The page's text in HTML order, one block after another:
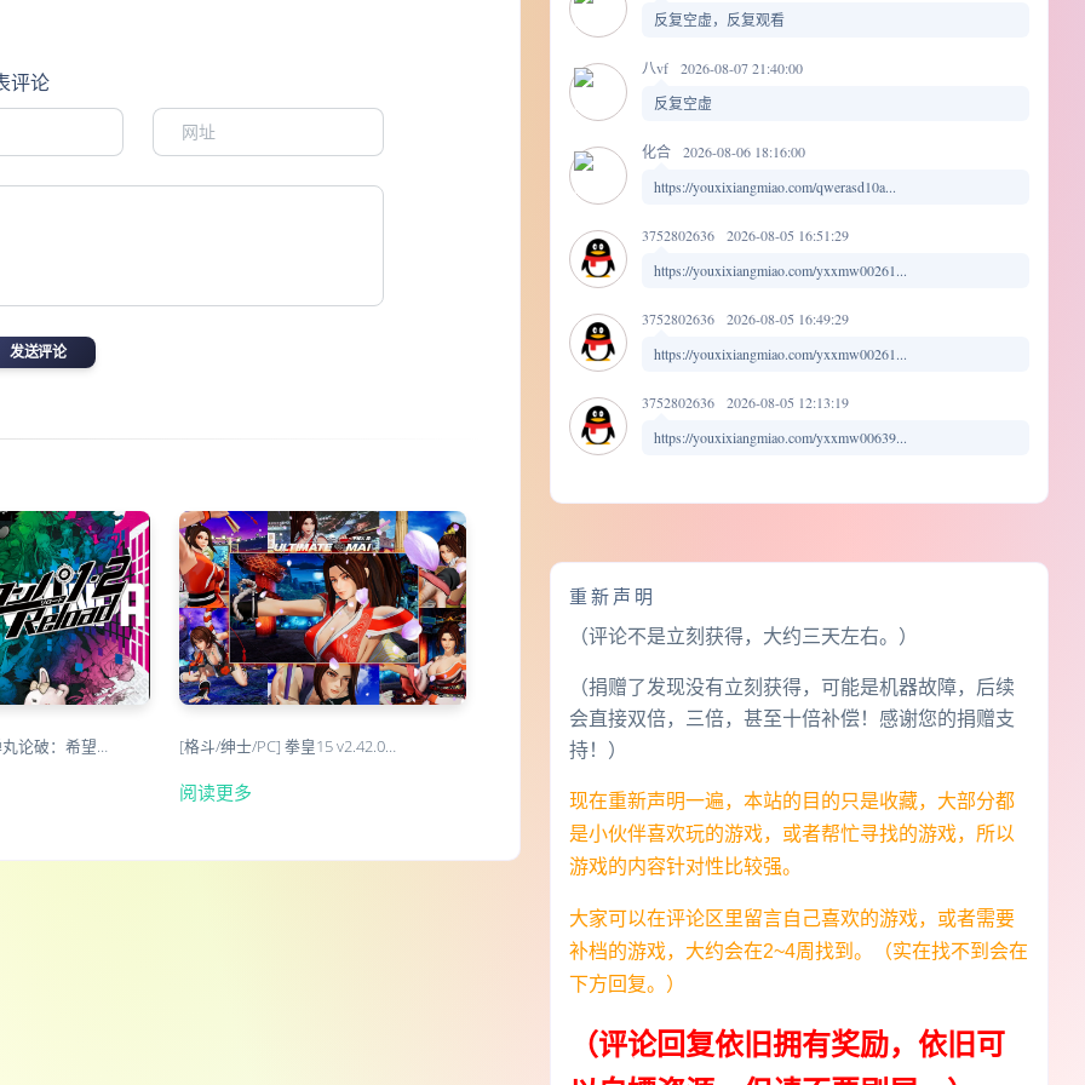
评论
发送评论
论破：希望… [格斗/绅士/PC] 拳皇15 v2.42.0…
阅读更多
反复空虚，反复观看
八vf
2026-08-07 21:40:00
反复空虚
化合
2026-08-06 18:16:00
https://youxixiangmiao.com/qwerasd10a...
3752802636
2026-08-05 16:51:29
https://youxixiangmiao.com/yxxmw00261...
3752802636
2026-08-05 16:49:29
https://youxixiangmiao.com/yxxmw00261...
3752802636
2026-08-05 12:13:19
https://youxixiangmiao.com/yxxmw00639...
重新声明
（评论不是立刻获得，大约三天左右。）
（捐赠了发现没有立刻获得，可能是机器故障，后续
会直接双倍，三倍，甚至十倍补偿！感谢您的捐赠支
持！）
现在重新声明一遍，本站的目的只是收藏，大部分都
是小伙伴喜欢玩的游戏，或者帮忙寻找的游戏，所以
游戏的内容针对性比较强。
大家可以在评论区里留言自己喜欢的游戏，或者需要
补档的游戏，大约会在2~4周找到。（实在找不到会在
下方回复。）
（评论回复依旧拥有奖励，依旧可